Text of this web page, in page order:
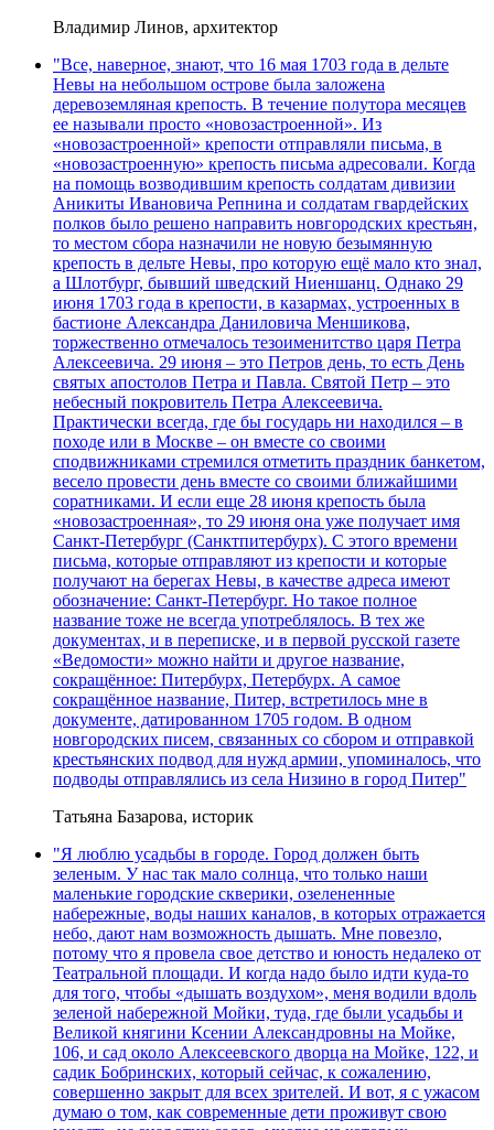
Владимир Линов, архитектор
"Все, наверное, знают, что 16 мая 1703 года в дельте
Невы на небольшом острове была заложена
деревоземляная крепость. В течение полутора месяцев
ее называли просто «новозастроенной». Из
«новозастроенной» крепости отправляли письма, в
«новозастроенную» крепость письма адресовали. Когда
на помощь возводившим крепость солдатам дивизии
Аникиты Ивановича Репнина и солдатам гвардейских
полков было решено направить новгородских крестьян,
то местом сбора назначили не новую безымянную
крепость в дельте Невы, про которую ещё мало кто знал,
а Шлотбург, бывший шведский Ниеншанц. Однако 29
июня 1703 года в крепости, в казармах, устроенных в
бастионе Александра Даниловича Меншикова,
торжественно отмечалось тезоименитство царя Петра
Алексеевича. 29 июня – это Петров день, то есть День
святых апостолов Петра и Павла. Святой Петр – это
небесный покровитель Петра Алексеевича.
Практически всегда, где бы государь ни находился – в
походе или в Москве – он вместе со своими
сподвижниками стремился отметить праздник банкетом,
весело провести день вместе со своими ближайшими
соратниками. И если еще 28 июня крепость была
«новозастроенная», то 29 июня она уже получает имя
Санкт-Петербург (Санктпитербурх). С этого времени
письма, которые отправляют из крепости и которые
получают на берегах Невы, в качестве адреса имеют
обозначение: Санкт-Петербург. Но такое полное
название тоже не всегда употреблялось. В тех же
документах, и в переписке, и в первой русской газете
«Ведомости» можно найти и другое название,
сокращённое: Питербурх, Петербурх. А самое
сокращённое название, Питер, встретилось мне в
документе, датированном 1705 годом. В одном
новгородских писем, связанных со сбором и отправкой
крестьянских подвод для нужд армии, упоминалось, что
подводы отправлялись из села Низино в город Питер"
Татьяна Базарова, историк
"Я люблю усадьбы в городе. Город должен быть
зеленым. У нас так мало солнца, что только наши
маленькие городские скверики, озелененные
набережные, воды наших каналов, в которых отражается
небо, дают нам возможность дышать. Мне повезло,
потому что я провела свое детство и юность недалеко от
Театральной площади. И когда надо было идти куда-то
для того, чтобы «дышать воздухом», меня водили вдоль
зеленой набережной Мойки, туда, где были усадьбы и
Великой княгини Ксении Александровны на Мойке,
106, и сад около Алексеевского дворца на Мойке, 122, и
садик Бобринских, который сейчас, к сожалению,
совершенно закрыт для всех зрителей. И вот, я с ужасом
думаю о том, как современные дети проживут свою